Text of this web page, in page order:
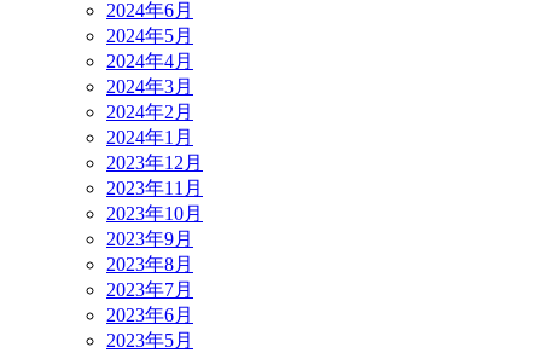
2024年6月
2024年5月
2024年4月
2024年3月
2024年2月
2024年1月
2023年12月
2023年11月
2023年10月
2023年9月
2023年8月
2023年7月
2023年6月
2023年5月